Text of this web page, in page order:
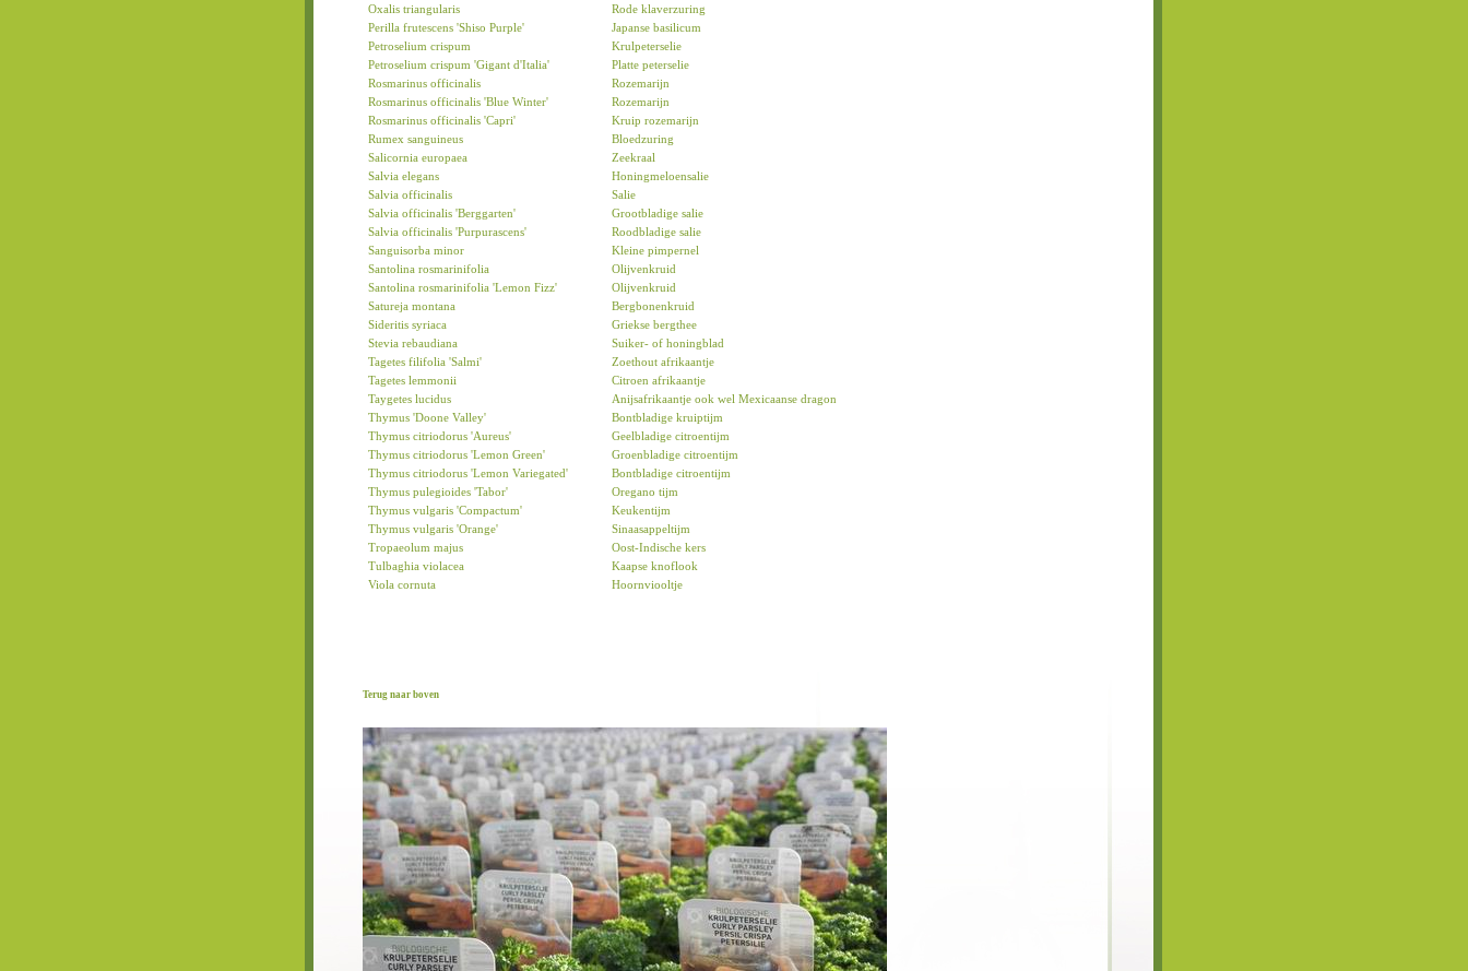
Oxalis triangularis
Rode klaverzuring
Perilla frutescens 'Shiso Purple'
Japanse basilicum
Petroselium crispum
Krulpeterselie
Petroselium crispum 'Gigant d'Italia'
Platte peterselie
Rosmarinus officinalis
Rozemarijn
Rosmarinus officinalis 'Blue Winter'
Rozemarijn
Rosmarinus officinalis 'Capri'
Kruip rozemarijn
Rumex sanguineus
Bloedzuring
Salicornia europaea
Zeekraal
Salvia elegans
Honingmeloensalie
Salvia officinalis
Salie
Salvia officinalis 'Berggarten'
Grootbladige salie
Salvia officinalis 'Purpurascens'
Roodbladige salie
Sanguisorba minor
Kleine pimpernel
Santolina rosmarinifolia
Olijvenkruid
Santolina rosmarinifolia 'Lemon Fizz'
Olijvenkruid
Satureja montana
Bergbonenkruid
Sideritis syriaca
Griekse bergthee
Stevia rebaudiana
Suiker- of honingblad
Tagetes filifolia 'Salmi'
Zoethout afrikaantje
Tagetes lemmonii
Citroen afrikaantje
Taygetes lucidus
Anijsafrikaantje ook wel Mexicaanse dragon
Thymus 'Doone Valley'
Bontbladige kruiptijm
Thymus citriodorus 'Aureus'
Geelbladige citroentijm
Thymus citriodorus 'Lemon Green'
Groenbladige citroentijm
Thymus citriodorus 'Lemon Variegated'
Bontbladige citroentijm
Thymus pulegioides 'Tabor'
Oregano tijm
Thymus vulgaris 'Compactum'
Keukentijm
Thymus vulgaris 'Orange'
Sinaasappeltijm
Tropaeolum majus
Oost-Indische kers
Tulbaghia violacea
Kaapse knoflook
Viola cornuta
Hoornviooltje
Terug naar boven